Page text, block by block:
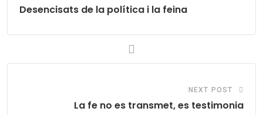
Desencisats de la política i la feina
NEXT POST
La fe no es transmet, es testimonia